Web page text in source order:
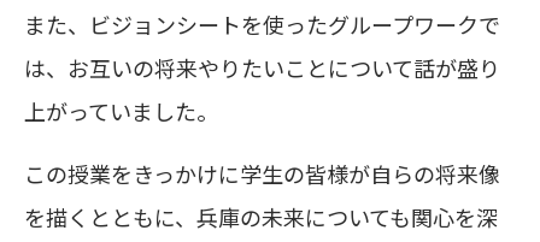
また、ビジョンシートを使ったグループワークで
は、お互いの将来やりたいことについて話が盛り
上がっていました。
この授業をきっかけに学生の皆様が自らの将来像
を描くとともに、兵庫の未来についても関心を深